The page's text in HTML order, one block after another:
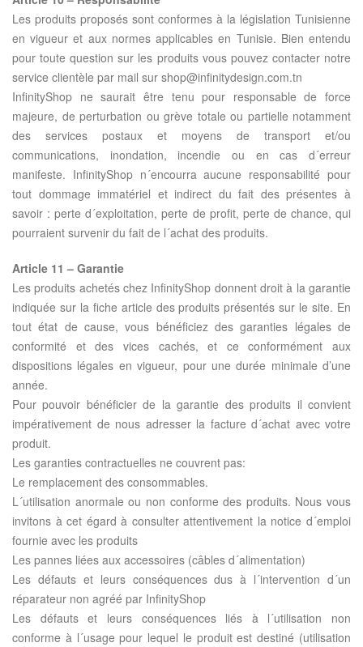
Les produits proposés sont conformes à la législation Tunisienne
en vigueur et aux normes applicables en Tunisie. Bien entendu
pour toute question sur les produits vous pouvez contacter notre
service clientèle par mail sur shop@infinitydesign.com.tn
InfinityShop ne saurait être tenu pour responsable de force
majeure, de perturbation ou grève totale ou partielle notamment
des services postaux et moyens de transport et/ou
communications, inondation, incendie ou en cas d´erreur
manifeste. InfinityShop n´encourra aucune responsabilité pour
tout dommage immatériel et indirect du fait des présentes à
savoir : perte d´exploitation, perte de profit, perte de chance, qui
pourraient survenir du fait de l´achat des produits.
Article 11 – Garantie
Les produits achetés chez InfinityShop donnent droit à la garantie
indiquée sur la fiche article des produits présentés sur le site. En
tout état de cause, vous bénéficiez des garanties légales de
conformité et des vices cachés, et ce conformément aux
dispositions légales en vigueur, pour une durée minimale d’une
année.
Pour pouvoir bénéficier de la garantie des produits il convient
impérativement de nous adresser la facture d´achat avec votre
produit.
Les garanties contractuelles ne couvrent pas:
Le remplacement des consommables.
L´utilisation anormale ou non conforme des produits. Nous vous
invitons à cet égard à consulter attentivement la notice d´emploi
fournie avec les produits
Les pannes liées aux accessoires (câbles d´alimentation)
Les défauts et leurs conséquences dus à l´intervention d´un
réparateur non agréé par InfinityShop
Les défauts et leurs conséquences liés à l´utilisation non
conforme à l´usage pour lequel le produit est destiné (utilisation